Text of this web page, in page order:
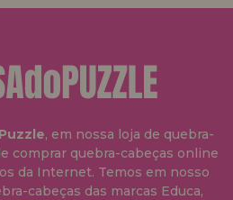
, em nossa loja de quebra-
comprar quebra-cabeças online
da Internet. Temos em nosso
cabeças das marcas Educa,